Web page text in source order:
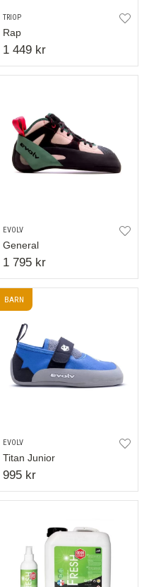
TRIOP
Rap
1 449 kr
EVOLV
General
1 795 kr
BARN
EVOLV
Titan Junior
995 kr